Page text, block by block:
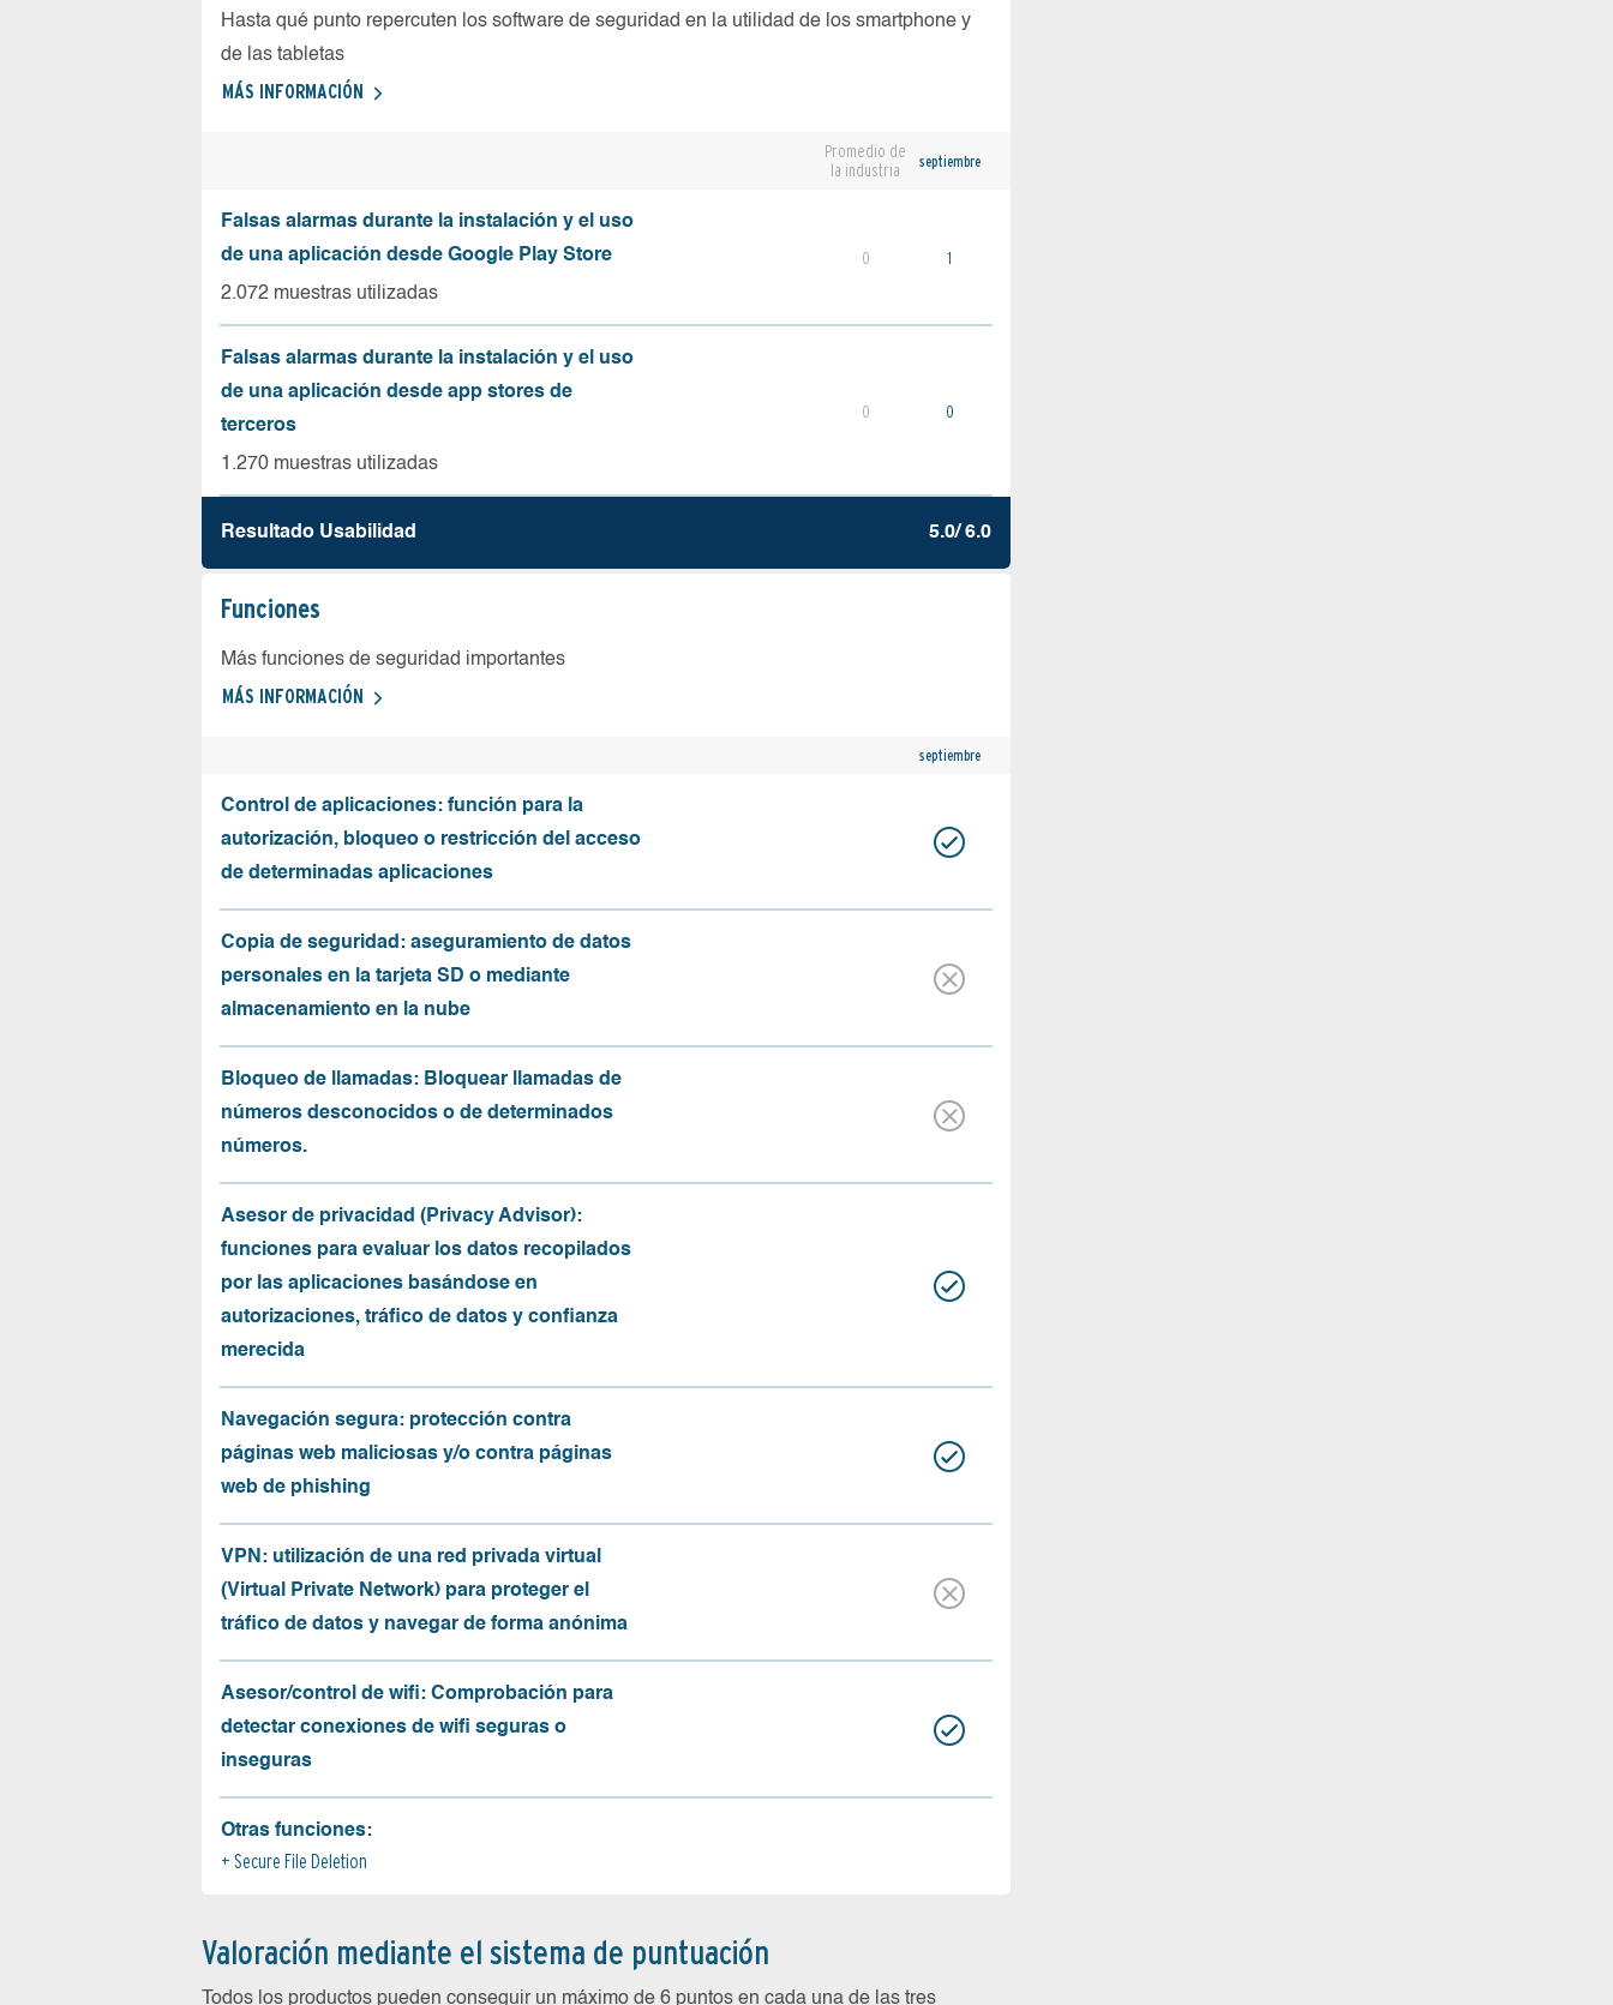
Hasta qué punto repercuten los software de seguridad en la utilidad de los smartphone y
de las tabletas
MÁS INFORMACIÓN
Promedio de
la industria
septiembre
Falsas alarmas durante la instalación y el uso
de una aplicación desde Google Play Store
2.072 muestras utilizadas
0 1
Falsas alarmas durante la instalación y el uso
de una aplicación desde app stores de
terceros
1.270 muestras utilizadas
0 0
Resultado Usabilidad 5.0/ 6.0
Funciones
Más funciones de seguridad importantes
MÁS INFORMACIÓN
septiembre
Control de aplicaciones: función para la
autorización, bloqueo o restricción del acceso
de determinadas aplicaciones
Copia de seguridad: aseguramiento de datos
personales en la tarjeta SD o mediante
almacenamiento en la nube
Bloqueo de llamadas: Bloquear llamadas de
números desconocidos o de determinados
números.
Asesor de privacidad (Privacy Advisor):
funciones para evaluar los datos recopilados
por las aplicaciones basándose en
autorizaciones, tráfico de datos y confianza
merecida
Navegación segura: protección contra
páginas web maliciosas y/o contra páginas
web de phishing
VPN: utilización de una red privada virtual
(Virtual Private Network) para proteger el
tráfico de datos y navegar de forma anónima
Asesor/control de wifi: Comprobación para
detectar conexiones de wifi seguras o
inseguras
Otras funciones:
Secure File Deletion
Valoración mediante el sistema de puntuación
Todos los productos pueden conseguir un máximo de 6 puntos en cada una de las tres